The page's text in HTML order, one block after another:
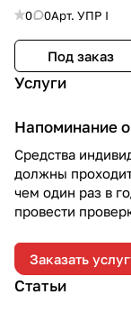
0 0Арт. УПР I
Под заказ
Услуги
Напоминание
Средства
должны
чем один раз в
провести
Заказать
Статьи